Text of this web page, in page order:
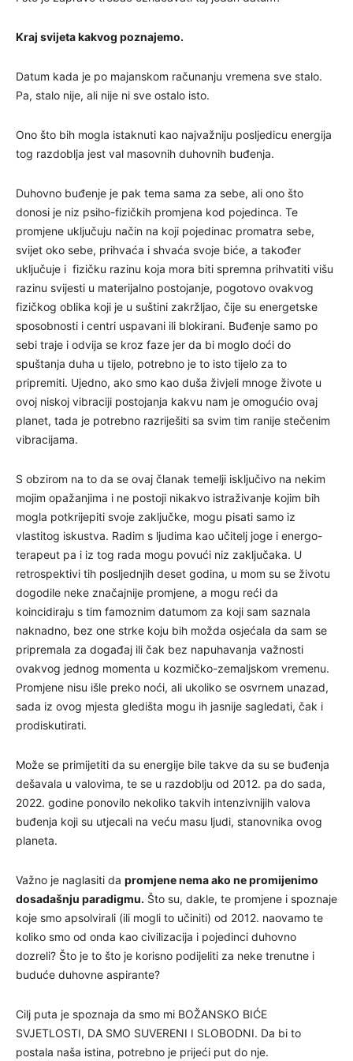
Kraj svijeta kakvog poznajemo.
Datum kada je po majanskom računanju vremena sve stalo.
Pa, stalo nije, ali nije ni sve ostalo isto.
Ono što bih mogla istaknuti kao najvažniju posljedicu energija
tog razdoblja jest val masovnih duhovnih buđenja.
Duhovno buđenje je pak tema sama za sebe, ali ono što
donosi je niz psiho-fizičkih promjena kod pojedinca. Te
promjene uključuju način na koji pojedinac promatra sebe,
svijet oko sebe, prihvaća i shvaća svoje biće, a također
uključuje i fizičku razinu koja mora biti spremna prihvatiti višu
razinu svijesti u materijalno postojanje, pogotovo ovakvog
fizičkog oblika koji je u suštini zakržljao, čije su energetske
sposobnosti i centri uspavani ili blokirani. Buđenje samo po
sebi traje i odvija se kroz faze jer da bi moglo doći do
spuštanja duha u tijelo, potrebno je to isto tijelo za to
pripremiti. Ujedno, ako smo kao duša živjeli mnoge živote u
ovoj niskoj vibraciji postojanja kakvu nam je omogućio ovaj
planet, tada je potrebno razriješiti sa svim tim ranije stečenim
vibracijama.
S obzirom na to da se ovaj članak temelji isključivo na nekim
mojim opažanjima i ne postoji nikakvo istraživanje kojim bih
mogla potkrijepiti svoje zaključke, mogu pisati samo iz
vlastitog iskustva. Radim s ljudima kao učitelj joge i energo-
terapeut pa i iz tog rada mogu povući niz zaključaka. U
retrospektivi tih posljednjih deset godina, u mom su se životu
dogodile neke značajnije promjene, a mogu reći da
koincidiraju s tim famoznim datumom za koji sam saznala
naknadno, bez one strke koju bih možda osjećala da sam se
pripremala za događaj ili čak bez napuhavanja važnosti
ovakvog jednog momenta u kozmičko-zemaljskom vremenu.
Promjene nisu išle preko noći, ali ukoliko se osvrnem unazad,
sada iz ovog mjesta gledišta mogu ih jasnije sagledati, čak i
prodiskutirati.
Može se primijetiti da su energije bile takve da su se buđenja
dešavala u valovima, te se u razdoblju od 2012. pa do sada,
2022. godine ponovilo nekoliko takvih intenzivnijih valova
buđenja koji su utjecali na veću masu ljudi, stanovnika ovog
planeta.
Važno je naglasiti da promjene nema ako ne promijenimo
dosadašnju paradigmu. Što su, dakle, te promjene i spoznaje
koje smo apsolvirali (ili mogli to učiniti) od 2012. naovamo te
koliko smo od onda kao civilizacija i pojedinci duhovno
dozreli? Što je to što je korisno podijeliti za neke trenutne i
buduće duhovne aspirante?
Cilj puta je spoznaja da smo mi BOŽANSKO BIĆE
SVJETLOSTI, DA SMO SUVERENI I SLOBODNI. Da bi to
postala naša istina, potrebno je prijeći put do nje.